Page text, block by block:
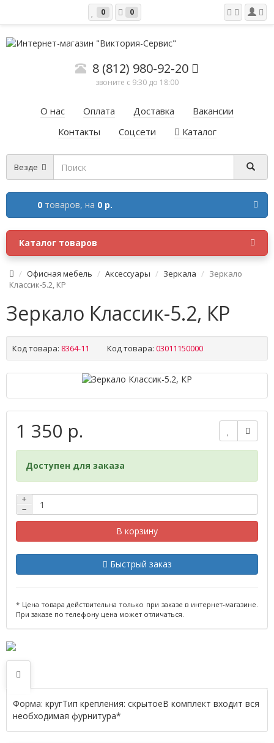
0 0
8 (812) 980-92-20
звоните с 9:30 до 18:00
О нас Оплата Доставка
Вакансии
Контакты
Соцсети Каталог
Везде
0 товаров, на 0 р.
Каталог товаров
Офисная мебель Аксессуары Зеркала
Зеркало
Классик-5.2, КР
Зеркало Классик-5.2, КР
Код товара: 8364-11 Код товара: 03011150000
1 350 р.
Доступен для заказа
+
−
В корзину
Быстрый заказ
* Цена товара действительна только при заказе в интернет-магазине.
При заказе по телефону цена может отличаться.
Форма: кругТип крепления: скрытоеВ комплект входит вся
необходимая фурнитура*